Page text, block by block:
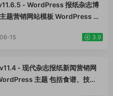
板编辑工具
编辑生成器
板编辑工具
神器页面生
编辑生成器
板编辑工具
版
- WordPress 报纸杂志博
题营销网站模板 WordPress 主
15 3.9
- 现代杂志报纸新闻营销网
主题 包括食谱、技